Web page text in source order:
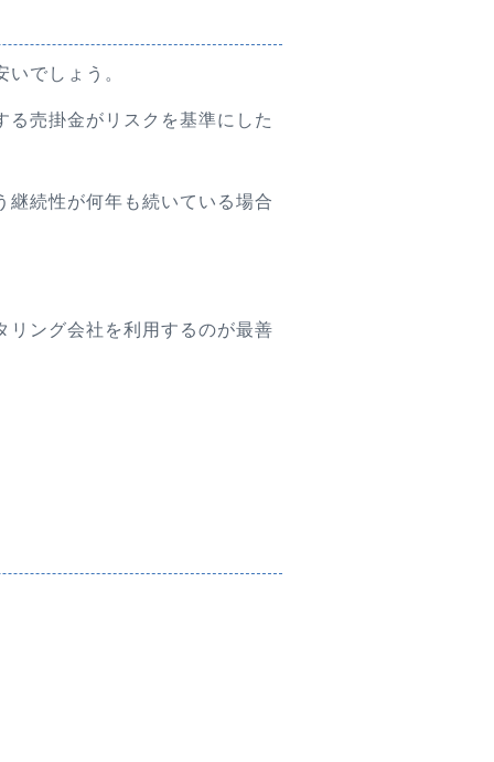
でしょう。
売掛金がリスクを基準にした
継続性が何年も続いている場合
リング会社を利用するのが最善